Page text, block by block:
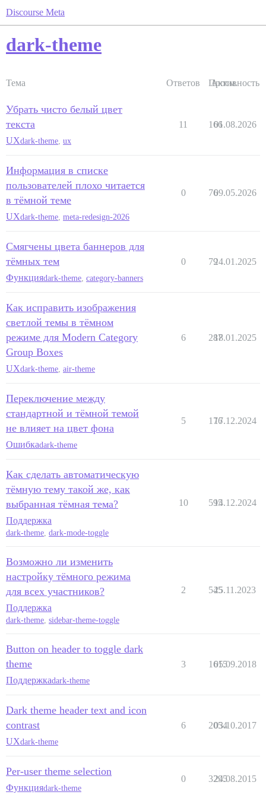
Discourse Meta
dark-theme
Тема Ответов Просм.
Активность
Убрать чисто белый цвет
текста
UXdark-theme ux
11 166
01.08.2026
Информация в списке
пользователей плохо читается
в тёмной теме
UXdark-theme meta-redesign-2026
0 7609.05.2026
Смягчены цвета баннеров для
тёмных тем
Функцияdark-theme category-banners
0 7924.01.2025
Как исправить изображения
светлой темы в тёмном
режиме для Modern Category
Group Boxes
UXdark-theme air-theme
6 287
18.01.2025
Переключение между
стандартной и тёмной темой
не влияет на цвет фона
Ошибкаdark-theme
5 176
17.12.2024
Как сделать автоматическую
тёмную тему такой же, как
выбранная тёмная тема?
Поддержка
dark-theme, dark-mode-toggle
10 595
14.12.2024
Возможно ли изменить
настройку тёмного режима
для всех участников?
Поддержка
dark-theme, sidebar-theme-toggle
2 545
25.11.2023
Button on header to toggle dark
theme
Поддержкаdark-theme
3 1615
05.09.2018
Dark theme header text and icon
contrast
UXdark-theme
6 2054
03.10.2017
Per-user theme selection
Функцияdark-theme
0 3295
24.08.2015